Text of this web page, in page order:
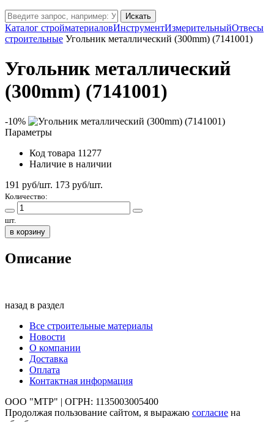
Искать
Каталог стройматериаловИнструментИзмерительныйОтвесы
строительные Угольник металлический (300mm) (7141001)
Угольник металлический
(300mm) (7141001)
-10%
Параметры
Код товара 11277
Наличие в наличии
191 руб/шт. 173 руб/шт.
Количество:
шт.
в корзину
Описание
назад в раздел
Все строительные материалы
Новости
О компании
Доставка
Оплата
Контактная информация
ООО "МТР" | ОГРН: 1135003005400
Продолжая пользование сайтом, я выражаю согласие на